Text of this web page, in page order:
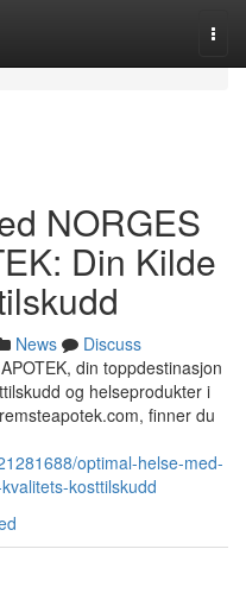
NORGES
Din Kilde
News
Discuss
din toppdestinasjon
og helseprodukter i
finner du
optimal-helse-med-
kosttilskudd